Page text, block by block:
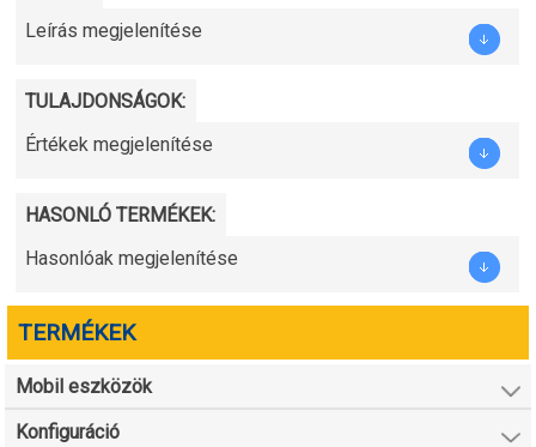
Leírás megjelenítése
TULAJDONSÁGOK:
Értékek megjelenítése
HASONLÓ TERMÉKEK:
Hasonlóak megjelenítése
TERMÉKEK
Mobil eszközök
Konfiguráció